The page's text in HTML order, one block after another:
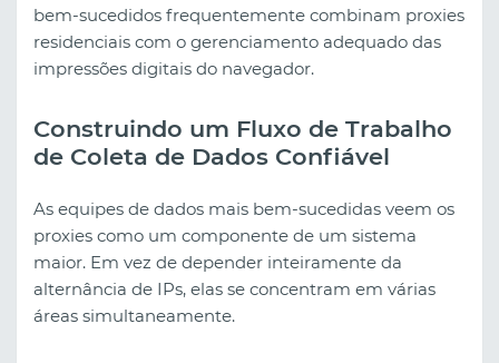
bem-sucedidos frequentemente combinam proxies
residenciais com o gerenciamento adequado das
impressões digitais do navegador.
Construindo um Fluxo de Trabalho
de Coleta de Dados Confiável
As equipes de dados mais bem-sucedidas veem os
proxies como um componente de um sistema
maior. Em vez de depender inteiramente da
alternância de IPs, elas se concentram em várias
áreas simultaneamente.